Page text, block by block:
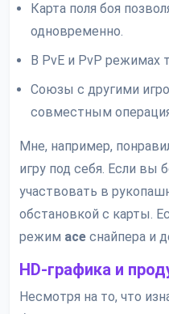
Карта поля боя
одновременно.
В PvE и PvP режимах
Союзы с другими
совместным
Мне, например,
игру под себя. Если вы
участвовать в
обстановкой с карты.
режим ace снайпера и
HD-графика и
Несмотря на то, что